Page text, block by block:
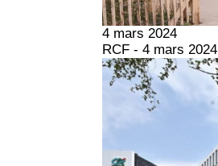
4 mars 2024
RCF - 4 mars 2024